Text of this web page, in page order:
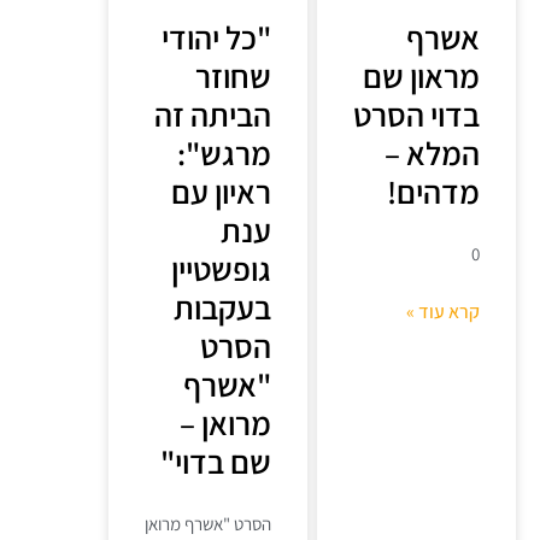
אשרף
מראון שם
בדוי הסרט
המלא –
מדהים!
0
קרא עוד »
"כל יהודי
שחוזר
הביתה זה
מרגש":
ראיון עם
ענת
גופשטיין
בעקבות
הסרט
"אשרף
מרואן –
שם בדוי"
הסרט "אשרף מרואן